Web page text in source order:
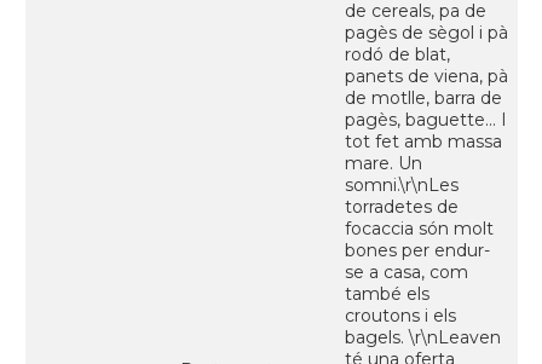
de cereals, pa de
pagès de sègol i pà
rodó de blat,
panets de viena, pà
de motlle, barra de
pagès, baguette... I
tot fet amb massa
mare. Un
somni.\r\nLes
torradetes de
focaccia són molt
bones per endur-
se a casa, com
també els
croutons i els
bagels. \r\nLeaven
té una oferta